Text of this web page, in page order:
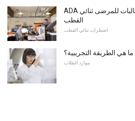
ADA أسباب معقولة والمطالبات للمرضى ثنائي
القطب
اضطراب ثنائي القطب
ما هي الطريقة التجريبية؟
موارد الطلاب